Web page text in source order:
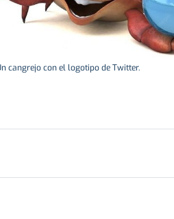
cangrejo con el logotipo de Twitter.